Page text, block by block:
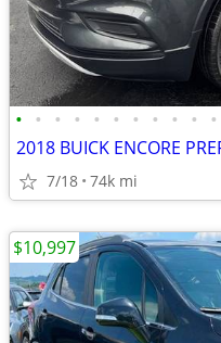
• • • • • • • • • • •
7/18 74k mi
$10,997